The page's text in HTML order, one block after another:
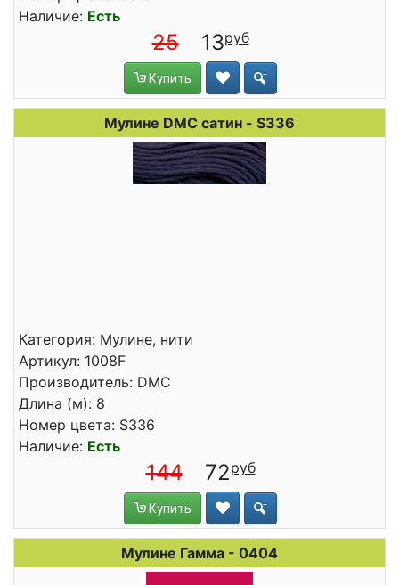
Наличие: Есть
25 13
Купить
Мулине DMC сатин - S336
Категория: Мулине, нити
Артикул: 1008F
Производитель: DMC
Длина (м): 8
Номер цвета: S336
Наличие: Есть
144 72
Купить
Мулине Гамма - 0404